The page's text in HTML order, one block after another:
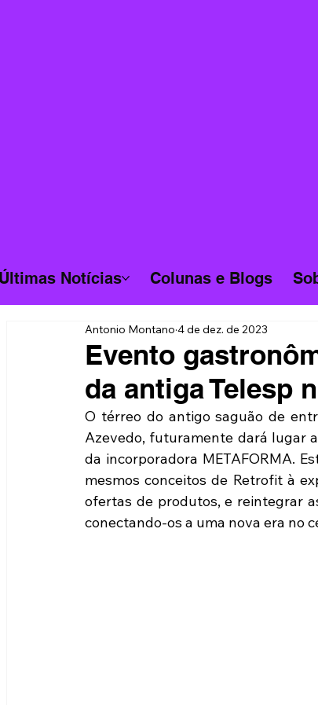
Últimas Notícias Colunas e Blogs
Evento
da antiga Telesp
Antonio Montano 4 de dez. de 2023
O térreo do antigo saguão de
Azevedo, futuramente dará lugar
da incorporadora METAFORMA.
mesmos conceitos de Retrofit à
ofertas de produtos, e reintegrar
conectando-os a uma nova era no